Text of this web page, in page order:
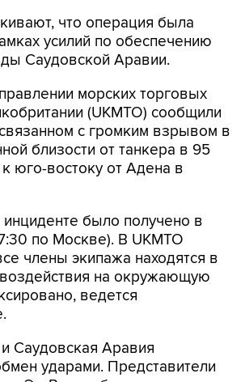
что операция была
усилий по обеспечению
Саудовской Аравии.
морских торговых
(UKMTO) сообщили
с громким взрывом в
близости от танкера в 95
юго-востоку от Адена в
было получено в
по Москве). В UKMTO
члены экипажа находятся в
на окружающую
ведется
Саудовская Аравия
ударами. Представители